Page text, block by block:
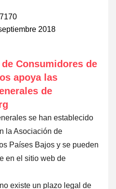
2018
Consumidores de
apoya las
de
se han establecido
la Asociación de
Países Bajos y se pueden
en el sitio web de
existe un plazo legal de